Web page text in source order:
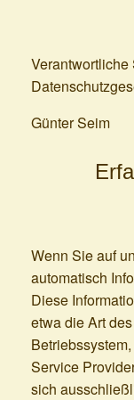
Günter Seim
Wenn Sie auf
automatisch
Diese
etwa die Art
Service
sich